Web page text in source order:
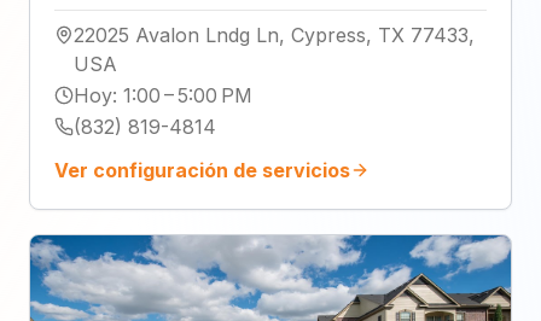
22025 Avalon Lndg Ln, Cypress, TX 77433,
USA
Hoy: 1:00 – 5:00 PM
(832) 819-4814
Ver configuración de servicios